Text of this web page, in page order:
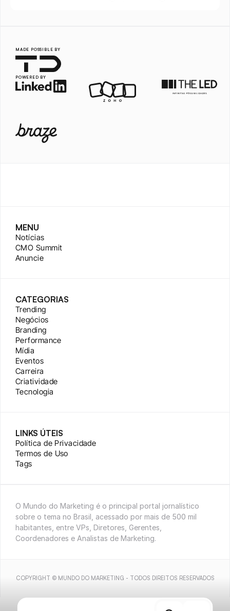
MADE POSSIBLE BY
POWERED BY
MENU
Notícias
CMO Summit
Anuncie
CATEGORIAS
Trending
Negócios
Branding
Performance
Mídia
Eventos
Carreira
Criatividade
Tecnologia
LINKS ÚTEIS
Política de Privacidade
Termos de Uso
Tags
O Mundo do Marketing é o principal portal jornalístico
sobre o tema no Brasil, acessado por mais de 500 mil
habitantes, entre VPs, Diretores, Gerentes,
Coordenadores e Analistas de Marketing.
COPYRIGHT © MUNDO DO MARKETING - TODOS DIREITOS RESERVADOS